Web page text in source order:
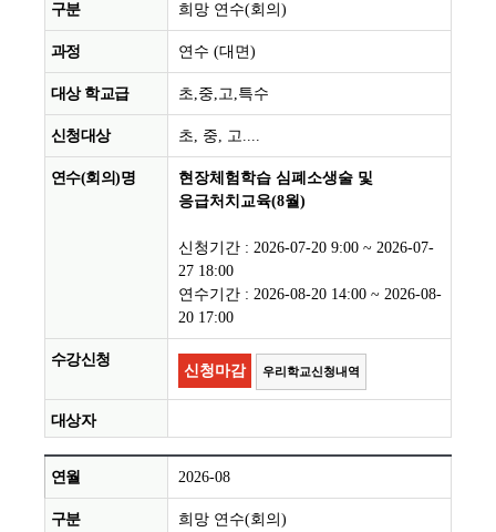
희망 연수(회의)
연수 (대면)
초,중,고,특수
초, 중, 고....
현장체험학습 심폐소생술 및
응급처치교육(8월)
신청기간 : 2026-07-20 9:00 ~ 2026-07-
27 18:00
연수기간 : 2026-08-20 14:00 ~ 2026-08-
20 17:00
신청마감 우리학교신청내역
2026-08
희망 연수(회의)